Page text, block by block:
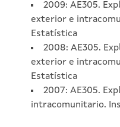
2009: AE305.
exterior e
Estatística
2008: AE305.
exterior e
Estatística
2007: AE305.
intracomunitario.